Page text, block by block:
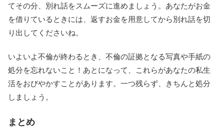
てその分、別れ話をスムーズに進めましょう。あなたがお金
を借りているときには、返すお金を用意してから別れ話を切
り出してくださいね。
いよいよ不倫が終わるとき、不倫の証拠となる写真や手紙の
処分を忘れないこと！あとになって、これらがあなたの私生
活をおびやかすことがあります。一つ残らず、きちんと処分
しましょう。
まとめ